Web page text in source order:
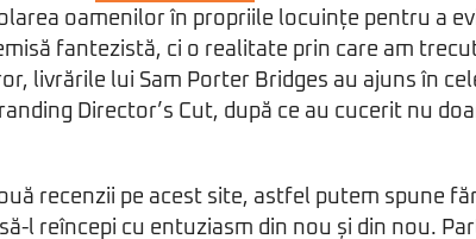
oamenilor în propriile locuințe pentru a
fantezistă, ci o realitate prin care am
livrările lui Sam Porter Bridges au ajuns în
Director’s Cut, după ce au cucerit nu
recenzii pe acest site, astfel putem spune
l reîncepi cu entuziasm din nou și din nou.